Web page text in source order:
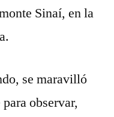
Sinaí, en la
se maravilló
observar,